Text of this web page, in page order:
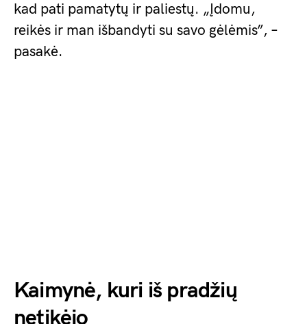
kad pati pamatytų ir paliestų. „Įdomu,
reikės ir man išbandyti su savo gėlėmis”, –
pasakė.
Kaimynė, kuri iš pradžių
netikėjo